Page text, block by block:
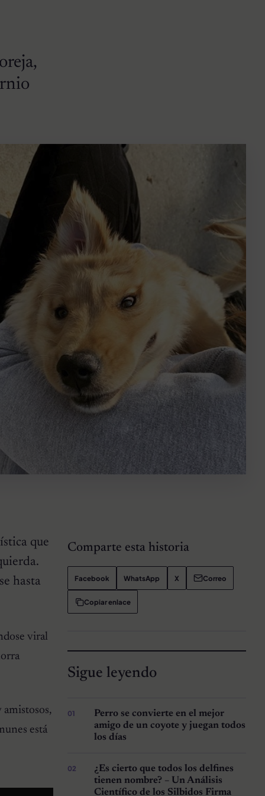
que
hasta
viral
está
Comparte esta historia
Facebook WhatsApp X Correo
Copiar enlace
Sigue leyendo
Perro se convierte en el mejor
amigo de un coyote y juegan todos
los días
¿Es cierto que todos los delfines
tienen nombre? – Un Análisis
Científico de los Silbidos Firma